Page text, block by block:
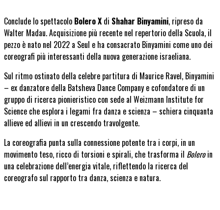
Conclude lo spettacolo Bolero X di Shahar Binyamini, ripreso da
Walter Madau. Acquisizione più recente nel repertorio della Scuola, il
pezzo è nato nel 2022 a Seul e ha consacrato Binyamini come uno dei
coreografi più interessanti della nuova generazione israeliana.
Sul ritmo ostinato della celebre partitura di Maurice Ravel, Binyamini
– ex danzatore della Batsheva Dance Company e cofondatore di un
gruppo di ricerca pionieristico con sede al Weizmann Institute for
Science che esplora i legami fra danza e scienza – schiera cinquanta
allieve ed allievi in un crescendo travolgente.
La coreografia punta sulla connessione potente tra i corpi, in un
movimento teso, ricco di torsioni e spirali, che trasforma il Boleroin
una celebrazione dell’energia vitale, riflettendo la ricerca del
coreografo sul rapporto tra danza, scienza e natura.